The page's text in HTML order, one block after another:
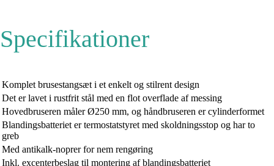
Specifikationer
Komplet brusestangsæt i et enkelt og stilrent design
Det er lavet i rustfrit stål med en flot overflade af messing
Hovedbruseren måler Ø250 mm, og håndbruseren er cylinderformet
Blandingsbatteriet er termostatstyret med skoldningsstop og har to
greb
Med antikalk-noprer for nem rengøring
Inkl. excenterbeslag til montering af blandingsbatteriet